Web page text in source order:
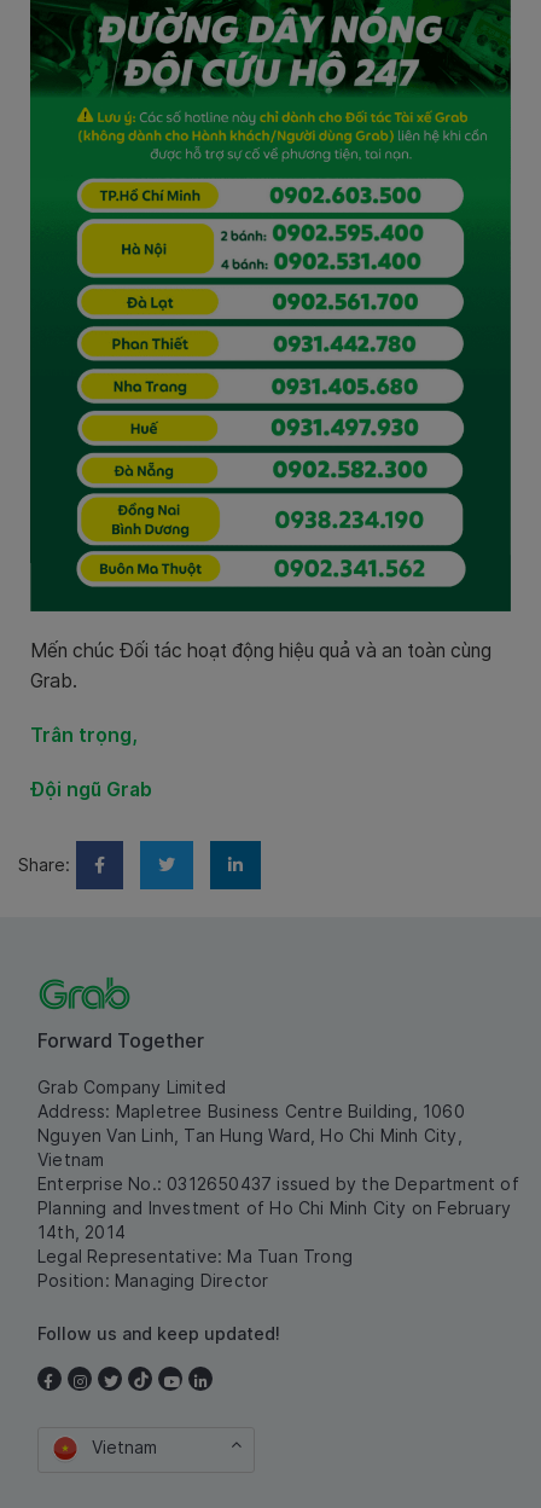
Mến chúc Đối tác hoạt động hiệu quả và an toàn cùng
Grab.
Trân trọng,
Đội ngũ Grab
Share:
Forward Together
Grab Company Limited
Address: Mapletree Business Centre Building, 1060
Nguyen Van Linh, Tan Hung Ward, Ho Chi Minh City,
Vietnam
Enterprise No.: 0312650437 issued by the Department of
Planning and Investment of Ho Chi Minh City on February
14th, 2014
Legal Representative: Ma Tuan Trong
Position: Managing Director
Follow us and keep updated!
Vietnam